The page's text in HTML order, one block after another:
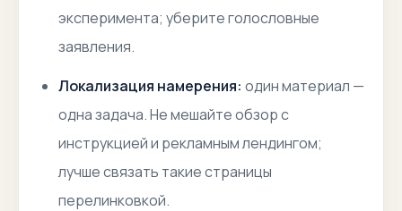
эксперимента; уберите голословные
заявления.
Локализация намерения: один материал —
одна задача. Не мешайте обзор с
инструкцией и рекламным лендингом;
лучше связать такие страницы
перелинковкой.